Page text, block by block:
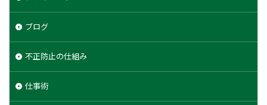
ブログ
不正防止の仕組み
仕事術